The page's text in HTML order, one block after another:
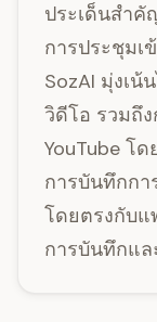
ประเด็นสำคั
การประชุมเ
SozAI มุ่งเน้
วิดีโอ รวมถึ
YouTube โ
การบันทึกก
โดยตรงกับ
การบันทึกแล